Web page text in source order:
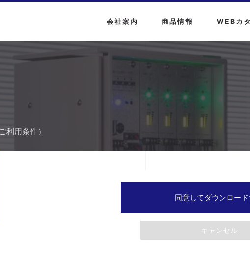
会社案内 商品情報 WEBカ
利用条件）
同意してダウンロード
キャンセル